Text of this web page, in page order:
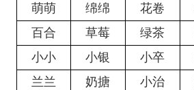
萌萌
绵绵 花卷
百合
草莓 绿茶
小小
小银 小卒
兰兰
奶搪 小治